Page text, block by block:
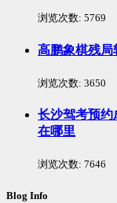
浏览次数: 5769
高鹏象棋残局
浏览次数: 3650
长沙驾考预约
在哪里
浏览次数: 7646
Blog Info